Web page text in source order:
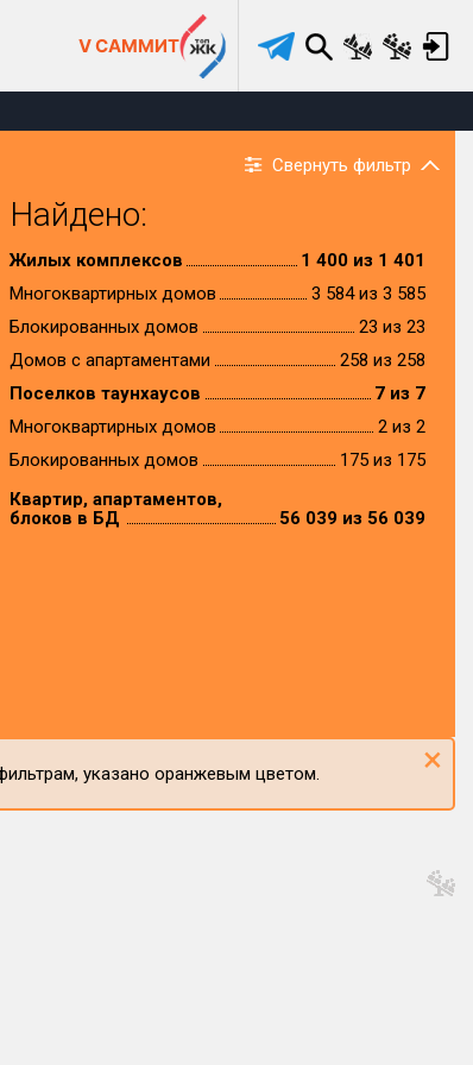
V САММИТ
Свернуть фильтр
Найдено:
Жилых комплексов
1 400 из 1 401
Многоквартирных домов
3 584 из 3 585
Блокированных домов
23 из 23
Домов с апартаментами
258 из 258
Поселков таунхаусов
7 из 7
Многоквартирных домов
2 из 2
Блокированных домов
175 из 175
Квартир, апартаментов,
блоков в БД
56 039 из 56 039
указано оранжевым цветом. ×